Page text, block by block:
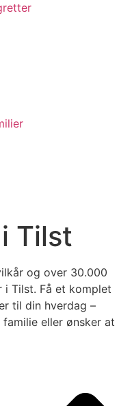
Tilst
og over 30.000
i Tilst. Få et komplet
til din hverdag –
eller ønsker at